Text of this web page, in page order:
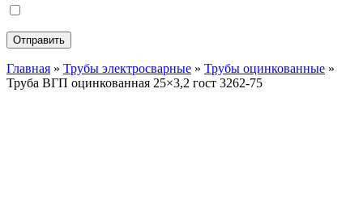
Главная » Трубы электросварные » Трубы оцинкованные »
Труба ВГП оцинкованная 25×3,2 гост 3262-75